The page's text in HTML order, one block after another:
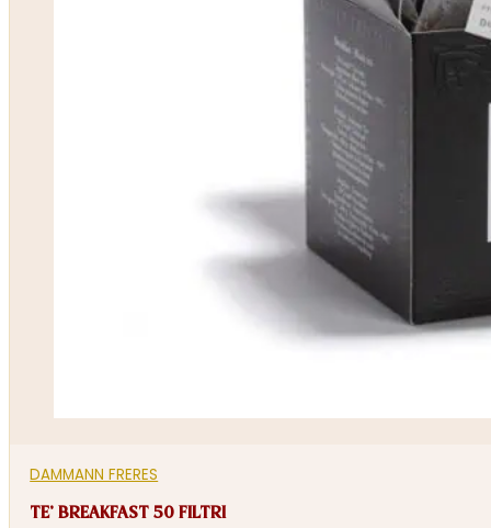
DAMMANN FRERES
TE’ BREAKFAST 50 FILTRI